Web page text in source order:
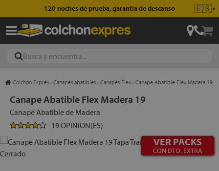
120 noches de prueba, garantía de descanso 🇪🇸▼
Colchón Exprés › Canapés abatibles › Canapés Flex › Canape Abatible Flex Madera 19
Canape Abatible Flex Madera 19
Canapé Abatible de Madera
19 OPINION(ES)
VER PACKS
CON DTO. EXTRA